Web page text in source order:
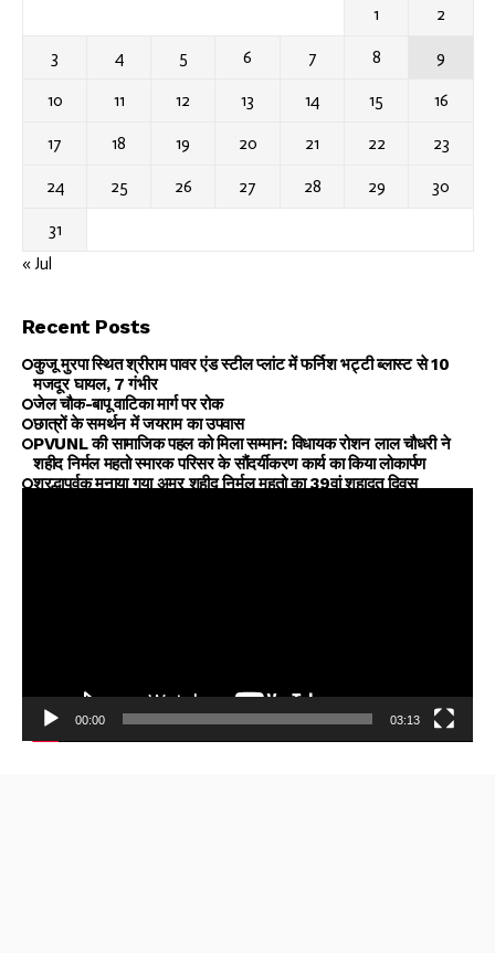
1 2
3 4 5 6 7 8 9
10 11 12 13 14 15 16
17 18 19 20 21 22 23
24 25 26 27 28 29 30
31
« Jul
Recent Posts
कुजू मुरपा स्थित श्रीराम पावर एंड स्टील प्लांट में फर्निश भट्टी ब्लास्ट से 10
मजदूर घायल, 7 गंभीर
जेल चौक-बापू वाटिका मार्ग पर रोक
छात्रों के समर्थन में जयराम का उपवास
PVUNL की सामाजिक पहल को मिला सम्मान: विधायक रोशन लाल चौधरी ने
शहीद निर्मल महतो स्मारक परिसर के सौंदर्यीकरण कार्य का किया लोकार्पण
श्रद्धापूर्वक मनाया गया अमर शहीद निर्मल महतो का 39वां शहादत दिवस
00:00 03:13